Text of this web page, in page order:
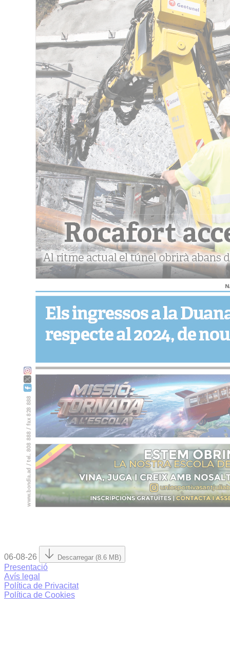
06-08-26 Descarregar (8.6 MB)
Presentació
Avís legal
Política de Privacitat
Política de Cookies